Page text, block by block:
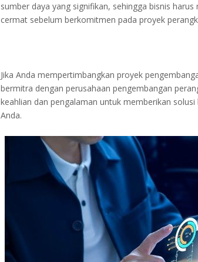
sumber daya yang signifikan, sehingga bisnis
cermat sebelum berkomitmen pada proyek
Jika Anda mempertimbangkan proyek
bermitra dengan perusahaan pengembangan
keahlian dan pengalaman untuk memberikan
Anda.